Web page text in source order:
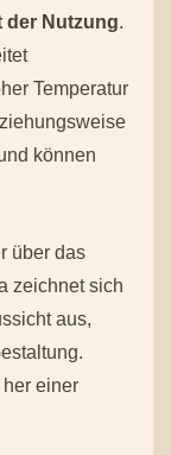
der Nutzung.
Temperatur
können
über das
zeichnet sich
aus,
einer